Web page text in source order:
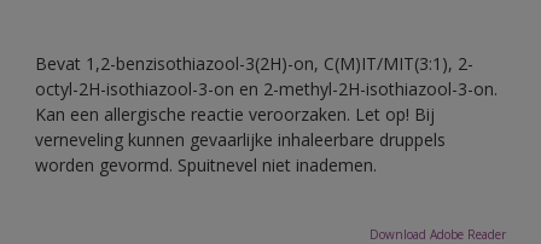
Bevat 1,2-benzisothiazool-3(2H)-on, C(M)IT/MIT(3:1), 2-
octyl-2H-isothiazool-3-on en 2-methyl-2H-isothiazool-3-on.
Kan een allergische reactie veroorzaken. Let op! Bij
verneveling kunnen gevaarlijke inhaleerbare druppels
worden gevormd. Spuitnevel niet inademen.
Download Adobe Reader